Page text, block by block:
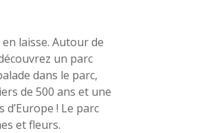
laisse. Autour de
un parc
dans le parc,
de 500 ans et une
! Le parc
et fleurs.